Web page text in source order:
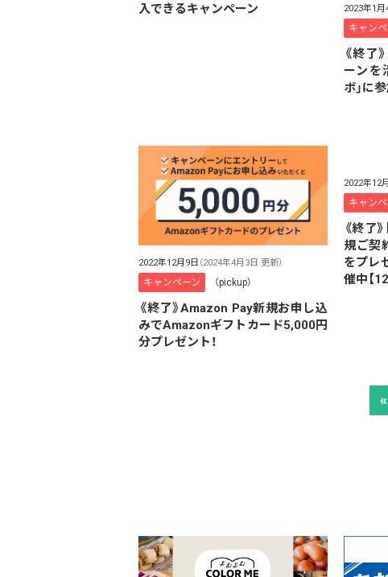
入できるキャンペーン
2023年1月
キャン
《終了
ーンを
ボ」に
2022年12月9日 （2024年4月3日 更新）
キャンペーン （pickup）
《終了》Amazon Pay新規お申し込
みでAmazonギフトカード5,000円
分プレゼント！
2022年12
キャン
《終了
規ご契
をプレ
催中【
«